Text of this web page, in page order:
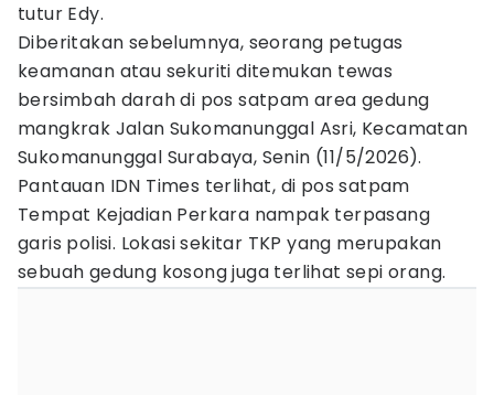
tutur Edy.
Diberitakan sebelumnya, seorang petugas
keamanan atau sekuriti ditemukan tewas
bersimbah darah di pos satpam area gedung
mangkrak Jalan Sukomanunggal Asri, Kecamatan
Sukomanunggal Surabaya, Senin (11/5/2026).
Pantauan IDN Times terlihat, di pos satpam
Tempat Kejadian Perkara nampak terpasang
garis polisi. Lokasi sekitar TKP yang merupakan
sebuah gedung kosong juga terlihat sepi orang.